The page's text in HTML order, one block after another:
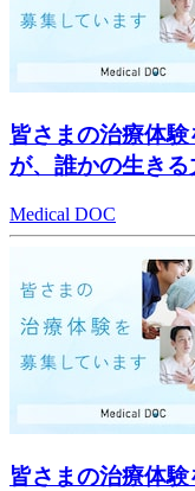
皆さまの治療体
が、誰かの生きる
Medical DOC
皆さまの治療体